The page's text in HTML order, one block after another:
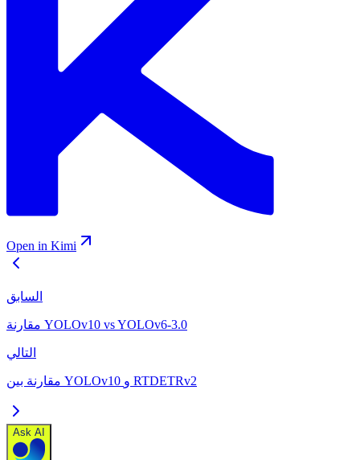
Open in Kimi
السابق
مقارنة YOLOv10 vs YOLOv6-3.0
التالي
مقارنة بين YOLOv10 و RTDETRv2
Ask AI